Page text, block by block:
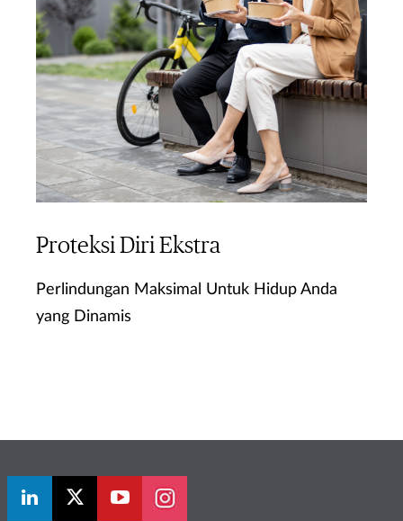
Proteksi Diri Ekstra
Perlindungan Maksimal Untuk Hidup Anda
yang Dinamis